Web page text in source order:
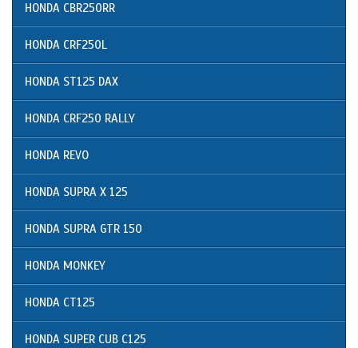
HONDA CBR250RR
HONDA CRF250L
HONDA ST125 DAX
HONDA CRF250 RALLY
HONDA REVO
HONDA SUPRA X 125
HONDA SUPRA GTR 150
HONDA MONKEY
HONDA CT125
HONDA SUPER CUB C125